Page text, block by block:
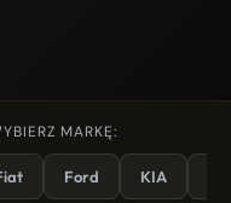
MARKĘ:
Ford KIA